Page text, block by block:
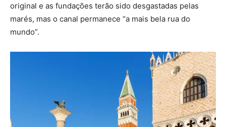
original e as fundações terão sido desgastadas pelas
marés, mas o canal permanece “a mais bela rua do
mundo”.